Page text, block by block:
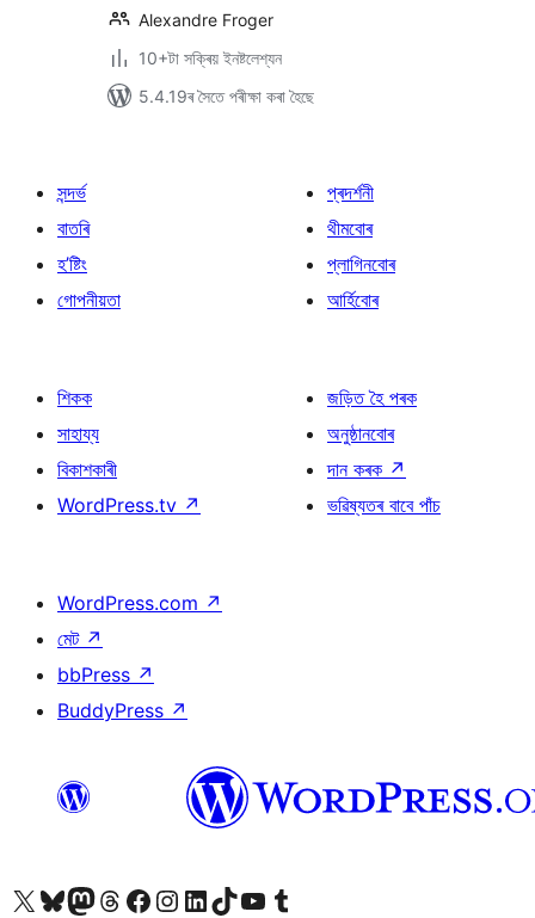
Alexandre Froger
10+টা সক্ৰিয় ইনষ্টলেশ্যন
5.4.19ৰ সৈতে পৰীক্ষা কৰা হৈছে
সন্দৰ্ভ
বাতৰি
হ’ষ্টিং
গোপনীয়তা
প্ৰদৰ্শনী
থীমবোৰ
প্লাগিনবোৰ
আৰ্হিবোৰ
শিকক
সাহায্য
বিকাশকাৰী
WordPress.tv ↗
জড়িত হৈ পৰক
অনুষ্ঠানবোৰ
দান কৰক ↗
ভৱিষ্যতৰ বাবে পাঁচ
WordPress.com ↗
মেট ↗
bbPress ↗
BuddyPress ↗
আমাৰ X (আগৰ Twitter) একাউণ্টলৈ যাওকআমাৰ Bluesky একাউণ্টলৈ যাওকআমাৰ Mastodon একাউণ্টলৈ যাওকআমাৰ Threads একাউণ্টলৈ যাওকআমাৰ Facebook পৃষ্ঠালৈ যাওকআমাৰ Instagram একাউণ্টলৈ যাওকআমাৰ LinkedIn একাউণ্টলৈ যাওকআমাৰ TikTok একাউণ্টলৈ যাওকআমাৰ YouTube চেনেললৈ যাওকআমাৰ Tumblr একাউণ্টলৈ যাওক